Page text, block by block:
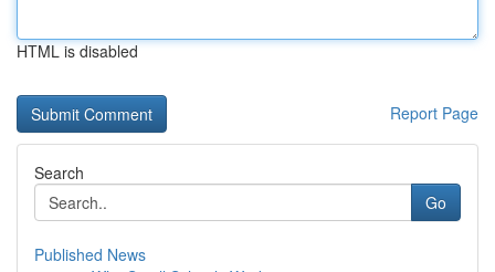
HTML is disabled
Report Page
Search
Go
Published News